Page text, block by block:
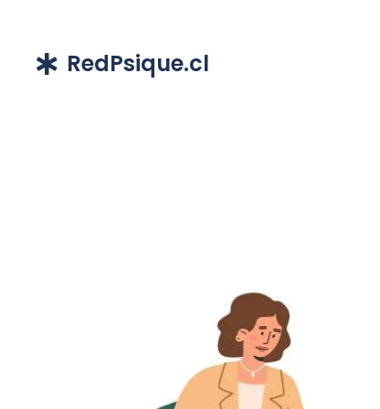
RedPsique.cl